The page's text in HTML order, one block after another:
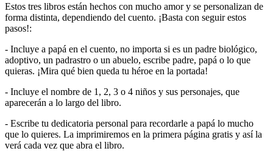
Estos tres libros están hechos con mucho amor y se personalizan de
forma distinta, dependiendo del cuento. ¡Basta con seguir estos
pasos!:
- Incluye a papá en el cuento, no importa si es un padre biológico,
adoptivo, un padrastro o un abuelo, escribe padre, papá o lo que
quieras. ¡Mira qué bien queda tu héroe en la portada!
- Incluye el nombre de 1, 2, 3 o 4 niños y sus personajes, que
aparecerán a lo largo del libro.
- Escribe tu dedicatoria personal para recordarle a papá lo mucho
que lo quieres. La imprimiremos en la primera página gratis y así la
verá cada vez que abra el libro.